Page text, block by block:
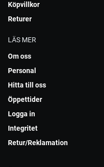
Köpvillkor
Returer
LÄS MER
Om oss
Personal
Hitta till oss
Öppettider
Logga in
Integritet
Retur/Reklamation